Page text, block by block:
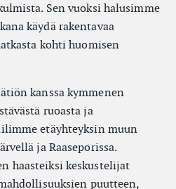
Sen vuoksi halusimme
käydä rakentavaa
kohti huomisen
kanssa kymmenen
ruoasta ja
etäyhteyksin muun
ja Raaseporissa.
haasteiksi keskustelijat
puutteen,